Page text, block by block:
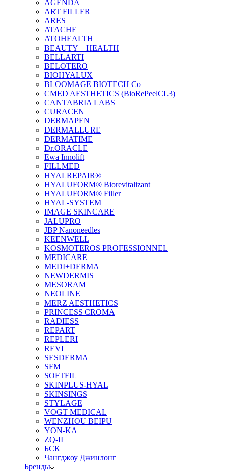
AGENDA
ART FILLER
ARES
ATACHE
ATOHEALTH
BEAUTY + HEALTH
BELLARTI
BELOTERO
BIOHYALUX
BLOOMAGE BIOTECH Co
CMED AESTHETICS (BioRePeelCL3)
CANTABRIA LABS
CURACEN
DERMAPEN
DERMALLURE
DERMATIME
Dr.ORACLE
Ewa Innolift
FILLMED
НYALREPAIR®
HYALUFORM® Biorevitalizant
HYALUFORM® Filler
HYAL-SYSTEM
IMAGE SKINCARE
JALUPRO
JBP Nanoneedles
KEENWELL
KOSMOTEROS PROFESSIONNEL
MEDICARE
MEDI+DERMA
NEWDERMIS
MESORAM
NEOLINE
MERZ AESTHETICS
PRINCESS CROMA
RADIESS
REPART
REPLERI
REVI
SESDERMA
SFM
SOFTFIL
SKINPLUS-HYAL
SKINSINGS
STYLAGE
VOGT MEDICAL
WENZHOU BEIPU
YON-KA
ZQ-II
БСК
Чангджоу Джинлонг
Бренды